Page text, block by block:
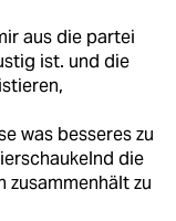
aus die partei
ist. und die
was besseres zu
die
zusammenhält zu